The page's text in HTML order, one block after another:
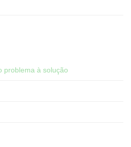
problema à solução